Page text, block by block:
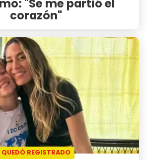
"Se me partió el
corazón"
QUEDÓ REGISTRADO